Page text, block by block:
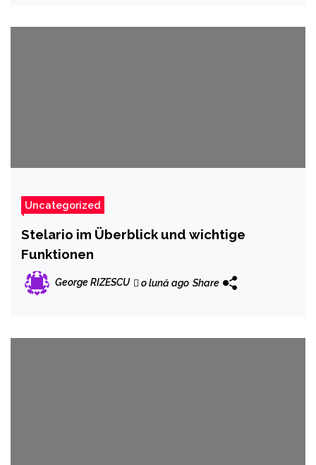
Uncategorized
Stelario im Überblick und wichtige
Funktionen
George RIZESCU o lună ago Share